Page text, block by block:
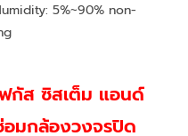
5%~90% non-
กัส ซิสเต็ม แอนด์
อมกล้องวงจรปิด